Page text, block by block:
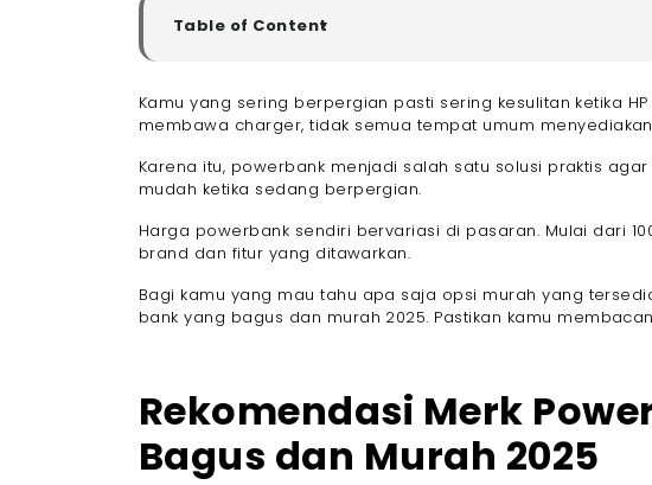
Table of Content
▼
- 1. Veger Powerbank 20.000 mAh V80
- 2. ROBOT RT190 Powerbank 10.000 mAh
- 4. JETE Powerbank A101 5000mAh
- 6. JETE C11 Series
- 7. VIVAN Powerbank VPB-E10
- 8. OLIKE Wireless Power Bank P302 Magnetic Magsafe
- 9. USAMS Powerbank 10000mAh CD240
Kamu yang sering berpergian pasti sering kesulitan ketika
membawa charger, tidak semua tempat umum
Karena itu, powerbank menjadi salah satu solusi praktis
mudah ketika sedang berpergian.
Harga powerbank sendiri bervariasi di pasaran. Mulai dari
brand dan fitur yang ditawarkan.
Bagi kamu yang mau tahu apa saja opsi murah yang
bank yang bagus dan murah 2025. Pastikan kamu
Rekomendasi Merk
Bagus dan Murah 2025